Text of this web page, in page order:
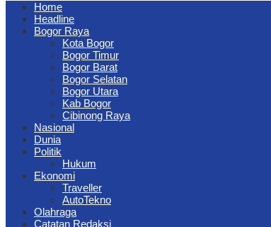
Home
Headline
Bogor Raya
Kota Bogor
Bogor Timur
Bogor Barat
Bogor Selatan
Bogor Utara
Kab Bogor
Cibinong Raya
Nasional
Dunia
Politik
Hukum
Ekonomi
Traveller
AutoTekno
Olahraga
Catatan Redaksi